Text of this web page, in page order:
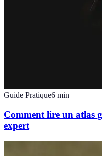
Guide Pratique6 min
Comment lire un atlas
expert